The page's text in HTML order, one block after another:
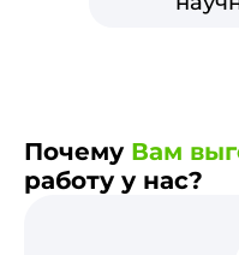
Почему Вам
работу у нас?